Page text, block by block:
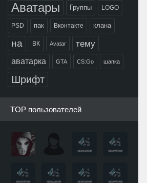
Аватары Группы LOGO
PSD пак Вконтакте клана
на ВК Avatar тему
аватарка GTA CS:Go шапка
Шрифт
TOP пользователей